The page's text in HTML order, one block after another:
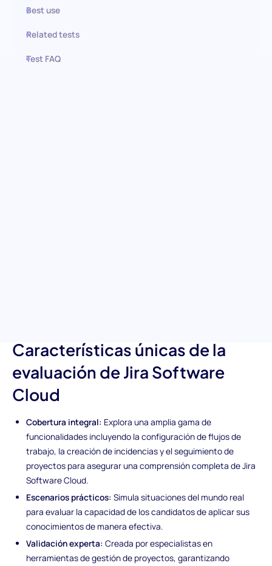
Best use
Related tests
Test FAQ
Características únicas de la
evaluación de Jira Software
Cloud
Cobertura integral: Explora una amplia gama de
funcionalidades incluyendo la configuración de flujos de
trabajo, la creación de incidencias y el seguimiento de
proyectos para asegurar una comprensión completa de Jira
Software Cloud.
Escenarios prácticos: Simula situaciones del mundo real
para evaluar la capacidad de los candidatos de aplicar sus
conocimientos de manera efectiva.
Validación experta: Creada por especialistas en
herramientas de gestión de proyectos, garantizando